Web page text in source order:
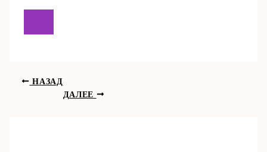
НАЗАД
ДАЛЕЕ